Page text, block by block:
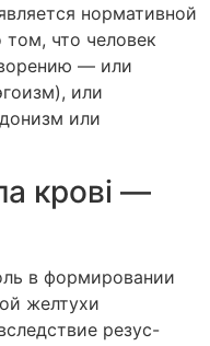
нормативной
что человек
— или
или
или
крові —
в формировании
желтухи
резус-